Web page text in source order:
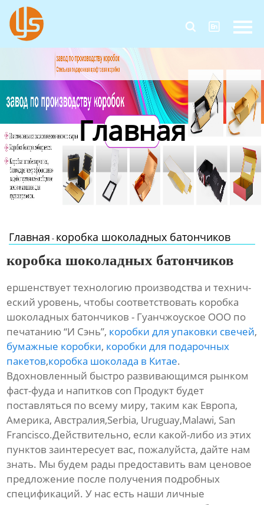
 
Главная
Продукция
О Нас
Контакты Главная
Главная - коробка шоколадных батончиков
коробка шоколадных батончиков
ершенствует технологию производства и технич-
еский уровень, чтобы соответствовать коробка
шоколадных батончиков - Гуанчжоуское ООО по
печатанию “И Сэнь”, коробки для упаковки свечей,
бумажные коробки, коробки для подарочных
пакетов,коробка шоколада в Китае.
Вдохновленный быстро развивающимся рынком
фаст-фуда и напитков con Продукт будет
поставляться по всему миру, таким как Европа,
Америка, Австралия,Serbia, Uruguay,Malawi, San
Francisco.Действительно, если какой-либо из этих
пунктов заинтересует вас, пожалуйста, дайте нам
знать. Мы будем рады предоставить вам ценовое
предложение после получения подробных
спецификаций. У нас есть наши личные